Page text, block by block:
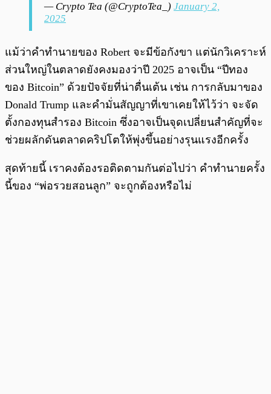
— Crypto Tea (@CryptoTea_) January 2,
2025
แม้ว่าคำทำนายของ Robert จะมีข้อกังขา แต่นักวิเคราะห์
ส่วนใหญ่ในตลาดยังคงมองว่าปี 2025 อาจเป็น “ปีทอง
ของ Bitcoin” ด้วยปัจจัยที่น่าตื่นเต้น เช่น การกลับมาของ
Donald Trump และคำมั่นสัญญาที่เขาเคยให้ไว้ว่า จะจัด
ตั้งกองทุนสำรอง Bitcoin ซึ่งอาจเป็นจุดเปลี่ยนสำคัญที่จะ
ช่วยผลักดันตลาดคริปโตให้พุ่งขึ้นอย่างรุนแรงอีกครั้ง
สุดท้ายนี้ เราคงต้องรอติดตามกันต่อไปว่า คำทำนายครั้ง
นี้ของ “พ่อรวยสอนลูก” จะถูกต้องหรือไม่